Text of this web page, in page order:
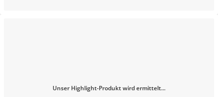
Unser Highlight-Produkt wird ermittelt...